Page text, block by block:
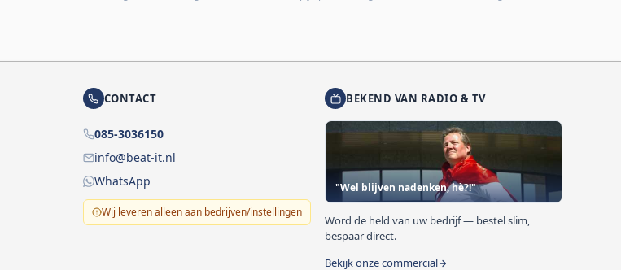
CONTACT
085-3036150
info@beat-it.nl
WhatsApp
Wij leveren alleen aan bedrijven/instellingen
BEKEND VAN RADIO & TV
"Wel blijven nadenken, hè?!"
Word de held van uw bedrijf — bestel slim,
bespaar direct.
Bekijk onze commercial